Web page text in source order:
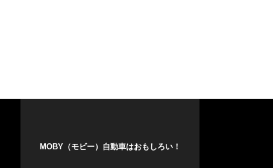
MOBY（モビー）自動車はおもしろい！